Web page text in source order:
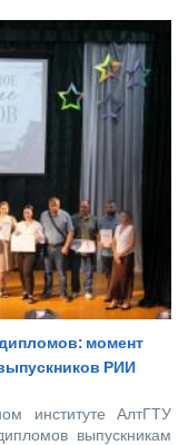
момент
РИИ
институте АлтГТУ
выпускникам